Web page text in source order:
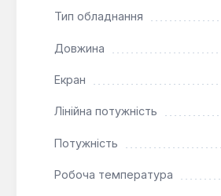
Тип обладнання
Довжина
Екран
Лінійна потужність
Потужність
Робоча температура